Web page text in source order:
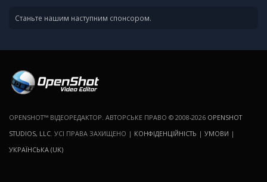
Станьте нашим наступним спонсором.
OPENSHOT™ ВІДЕОРЕДАКТОР. АВТОРСЬКЕ ПРАВО © 2008-2026 OPENSHOT
STUDIOS, LLC. УСІ ПРАВА ЗАХИЩЕНО | КОНФІДЕНЦІЙНІСТЬ | УМОВИ |
УКРАЇНСЬКА (UK)